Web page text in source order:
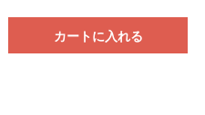
カートに入れる